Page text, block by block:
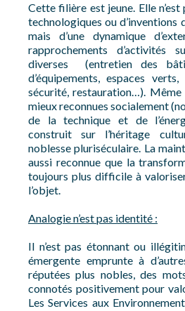
Cette filière est jeune. Elle n’est
technologiques ou d’inventions
mais d’une dynamique
rapprochements d’activités
diverses (entretien des
d’équipements, espaces
sécurité, restauration…).
mieux reconnues socialement
de la technique et de
construit sur l’héritage
noblesse pluriséculaire. La
aussi reconnue que la
toujours plus difficile à
l’objet.
Analogie n’est pas identité :
Il n’est pas étonnant ou
émergente emprunte à
réputées plus nobles, des
connotés positivement pour
Les Services aux